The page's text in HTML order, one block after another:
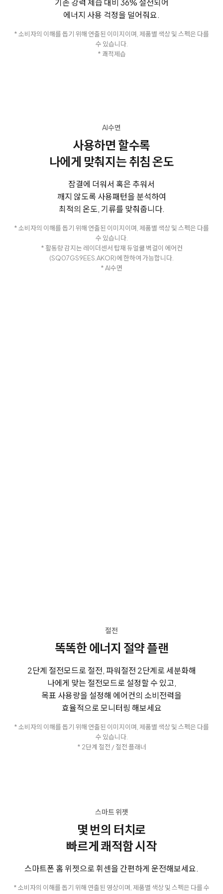
기존 강력 제습 대비 36% 절전되어
에너지 사용 걱정을 덜어줘요.
* 소비자의 이해를 돕기 위해 연출된 이미지이며, 제품별 색상 및 스펙은 다를
수 있습니다.
* 쾌적제습
AI수면
사용하면 할수록
나에게 맞춰지는 취침 온도
잠결에 더워서 혹은 추워서
깨지 않도록 사용패턴을 분석하여
최적의 온도, 기류를 맞춰줍니다.
* 소비자의 이해를 돕기 위해 연출된 이미지이며, 제품별 색상 및 스펙은 다를
수 있습니다.
* 활동량 감지는 레이더센서 탑재 듀얼쿨 벽걸이 에어컨
(SQ07GS9EES.AKOR)에 한하여 가능합니다.
* AI수면
절전
똑똑한 에너지 절약 플랜
2단계 절전모드로 절전, 파워절전 2단계로 세분화해
나에게 맞는 절전모드로 설정할 수 있고,
목표 사용량을 설정해 에어컨의 소비전력을
효율적으로 모니터링 해보세요
* 소비자의 이해를 돕기 위해 연출된 이미지이며, 제품별 색상 및 스펙은 다를
수 있습니다.
* 2단계 절전 / 절전 플래너
스마트 위젯
몇 번의 터치로
빠르게 쾌적함 시작
스마트폰 홈 위젯으로 휘센을 간편하게 운전해보세요.
* 소비자의 이해를 돕기 위해 연출된 영상이며, 제품별 색상 및 스펙은 다를 수